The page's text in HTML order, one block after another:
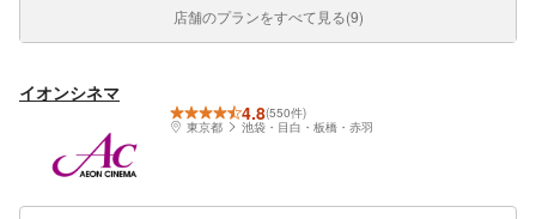
店舗のプランをすべて見る(9)
イオンシネマ
4.8(550件)
東京都
池袋・目白・板橋・赤羽